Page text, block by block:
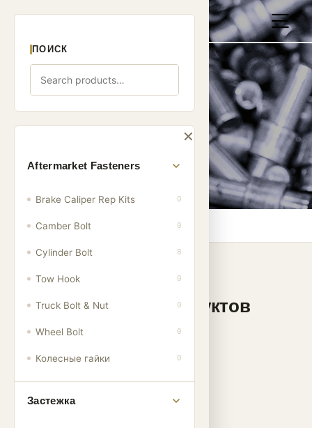
Продукция
Дом /Продукция
Категории продуктов
ПОИСК
✕
Aftermarket Fasteners
Brake Caliper Rep Kits 0
Camber Bolt 0
Cylinder Bolt 8
Tow Hook 0
Truck Bolt & Nut 0
Wheel Bolt 0
Колесные гайки 0
Застежка